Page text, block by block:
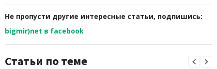
Не пропусти другие интересные статьи, подпишись:
bigmir)net в facebook
Статьи по теме